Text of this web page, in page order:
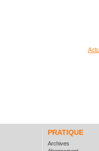
PRATIQUE
Archives